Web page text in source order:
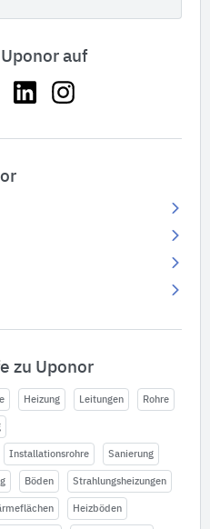
auf
zu Uponor
Heizung Leitungen Rohre
Installationsrohre Sanierung
Böden Strahlungsheizungen
Heizböden